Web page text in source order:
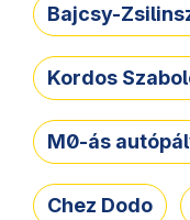
Bajcsy-
Kordos
M0-ás
Chez Dodo